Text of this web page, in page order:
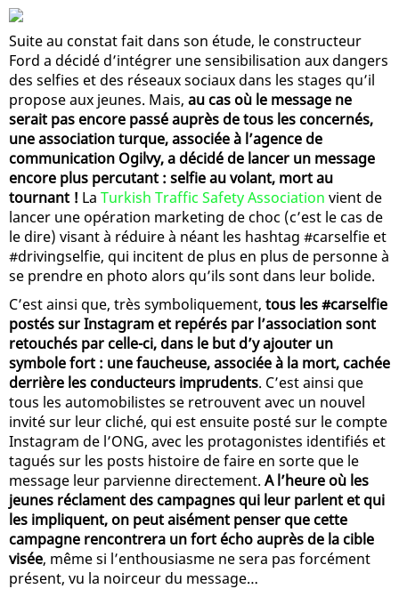
Suite au constat fait dans son étude, le constructeur
Ford a décidé d’intégrer une sensibilisation aux dangers
des selfies et des réseaux sociaux dans les stages qu’il
propose aux jeunes. Mais, au cas où le message ne
serait pas encore passé auprès de tous les concernés,
une association turque, associée à l’agence de
communication Ogilvy, a décidé de lancer un message
encore plus percutant : selfie au volant, mort au
tournant ! La Turkish Traffic Safety Association vient de
lancer une opération marketing de choc (c’est le cas de
le dire) visant à réduire à néant les hashtag #carselfie et
#drivingselfie, qui incitent de plus en plus de personne à
se prendre en photo alors qu’ils sont dans leur bolide.
C’est ainsi que, très symboliquement, tous les #carselfie
postés sur Instagram et repérés par l’association sont
retouchés par celle-ci, dans le but d’y ajouter un
symbole fort : une faucheuse, associée à la mort, cachée
derrière les conducteurs imprudents. C’est ainsi que
tous les automobilistes se retrouvent avec un nouvel
invité sur leur cliché, qui est ensuite posté sur le compte
Instagram de l’ONG, avec les protagonistes identifiés et
tagués sur les posts histoire de faire en sorte que le
message leur parvienne directement. A l’heure où les
jeunes réclament des campagnes qui leur parlent et qui
les impliquent, on peut aisément penser que cette
campagne rencontrera un fort écho auprès de la cible
visée, même si l’enthousiasme ne sera pas forcément
présent, vu la noirceur du message…